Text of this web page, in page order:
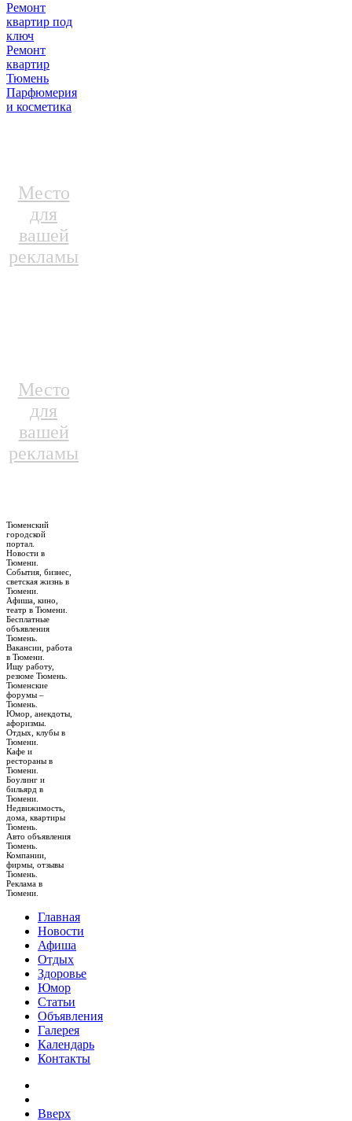
Ремонт
квартир под
ключ
Ремонт
квартир
Тюмень
Парфюмерия
и косметика
Место
для
вашей
рекламы
Место
для
вашей
рекламы
Тюменский
городской
портал.
Новости в
Тюмени.
События, бизнес,
светская жизнь в
Тюмени.
Афиша, кино,
театр в Тюмени.
Бесплатные
объявления
Тюмень.
Вакансии, работа
в Тюмени.
Ищу работу,
резюме Тюмень.
Тюменские
форумы –
Тюмень.
Юмор, анекдоты,
афоризмы.
Отдых, клубы в
Тюмени.
Кафе и
рестораны в
Тюмени.
Боулинг и
бильярд в
Тюмени.
Недвижимость,
дома, квартиры
Тюмень.
Авто объявления
Тюмень.
Компании,
фирмы, отзывы
Тюмень.
Реклама в
Тюмени.
Главная
Новости
Афиша
Отдых
Здоровье
Юмор
Статьи
Объявления
Галерея
Календарь
Контакты
Вверх